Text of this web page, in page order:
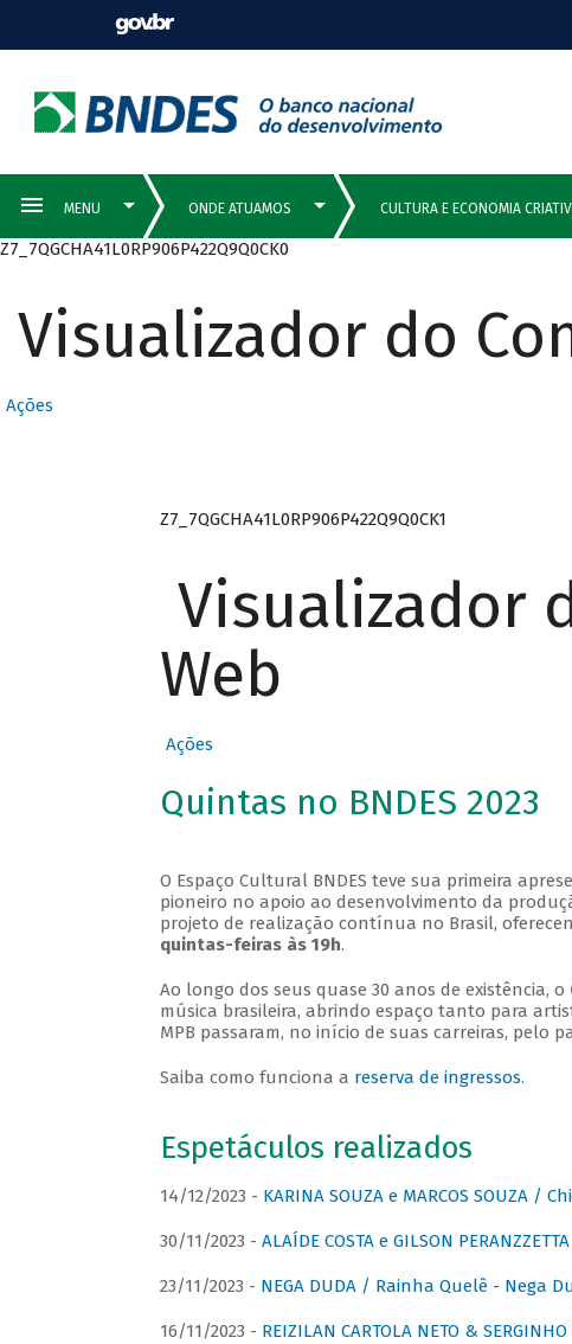
Z7_7QGCHA41L0RP906P422Q9Q0CK0
Visualizador do
Ações
Z7_7QGCHA41L0RP906P422Q9Q0CK1
Visualizador
Web
Ações
Quintas no BNDES 2023
O Espaço Cultural BNDES teve sua primeira
pioneiro no apoio ao desenvolvimento da
projeto de realização contínua no Brasil,
quintas-feiras às 19h.
Ao longo dos seus quase 30 anos de existência, o
música brasileira, abrindo espaço tanto para
MPB passaram, no início de suas carreiras, pelo
Saiba como funciona a reserva de ingressos.
Espetáculos realizados
14/12/2023 - KARINA SOUZA e MARCOS SOUZA /
30/11/2023 - ALAÍDE COSTA e GILSON
23/11/2023 - NEGA DUDA / Rainha Quelê - Nega
16/11/2023 - REIZILAN CARTOLA NETO &